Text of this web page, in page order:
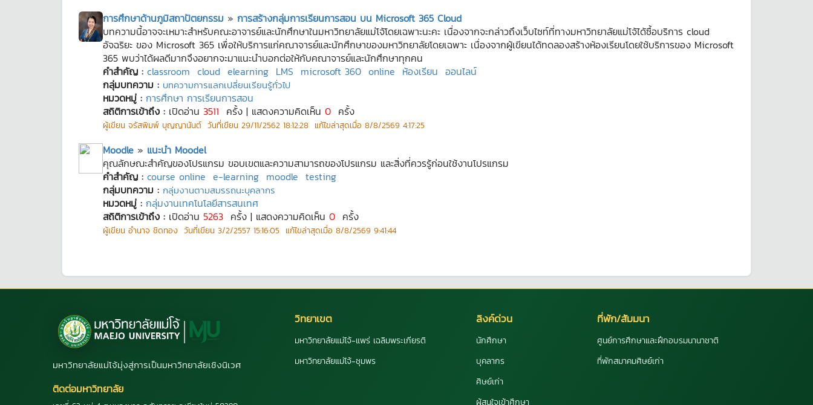
การศึกษาด้านภูมิสถาปัตยกรรม » การสร้างกลุ่มการเรียนการสอน บน Microsoft 365 Cloud
บทความนี้อาจจะเหมาะสำหรับคณะอาจารย์และนักศึกษาในมหาวิทยาลัยแม่โจ้โดยเฉพาะนะคะ เนื่องจากจะกล่าวถึงเว็บไซท์ที่ทางมหาวิทยาลัยแม่โจ้ได้ซื้อบริการ cloud
อัจฉริยะ ของ Microsoft 365 เพื่อให้บริการแก่คณาจารย์และนักศึกษาของมหาวิทยาลัยโดยเฉพาะ เนื่องจากผู้เขียนได้ทดลองสร้างห้องเรียนโดยใช้บริการของ Microsoft
365 พบว่าได้ผลดีมากจึงอยากจะมาแนะนำบอกต่อให้กับคณาจารย์และนักศึกษาทุกคน
คำสำคัญ : classroom cloud elearning LMS microsoft 360 online ห้องเรียน ออนไลน์
กลุ่มบทความ : บทความการแลกเปลี่ยนเรียนรู้ทั่วไป
หมวดหมู่ : การศึกษา การเรียนการสอน
สถิติการเข้าถึง : เปิดอ่าน 3511 ครั้ง | แสดงความคิดเห็น 0 ครั้ง
ผู้เขียน จรัสพิมพ์ บุญญานันต์ วันที่เขียน 29/11/2562 18:12:28 แก้ไขล่าสุดเมื่อ 8/8/2569 4:17:25
Moodle » แนะนำ Moodel
คุณลักษณะสำคัญของโปรแกรม ขอบเขตและความสามารถของโปรแกรม และสิ่งที่ควรรู้ก่อนใช้งานโปรแกรม
คำสำคัญ : course online e-learning moodle testing
กลุ่มบทความ : กลุ่มงานตามสมรรถนะบุคลากร
หมวดหมู่ : กลุ่มงานเทคโนโลยีสารสนเทศ
สถิติการเข้าถึง : เปิดอ่าน 5263 ครั้ง | แสดงความคิดเห็น 0 ครั้ง
ผู้เขียน อำนาจ ชิดทอง วันที่เขียน 3/2/2557 15:16:05 แก้ไขล่าสุดเมื่อ 8/8/2569 9:41:44
มหาวิทยาลัยแม่โจ้มุ่งสู่การเป็นมหาวิทยาลัยเชิงนิเวศ
ติดต่อมหาวิทยาลัย
วิทยาเขต
มหาวิทยาลัยแม่โจ้-แพร่ เฉลิมพระเกียรติ
มหาวิทยาลัยแม่โจ้-ชุมพร
ลิงค์ด่วน
นักศึกษา
บุคลากร
ศิษย์เก่า
ผู้สนใจเข้าศึกษา
ที่พัก/สัมมนา
ศูนย์การศึกษาและฝึกอบรมนานาชาติ
ที่พักสมาคมศิษย์เก่า